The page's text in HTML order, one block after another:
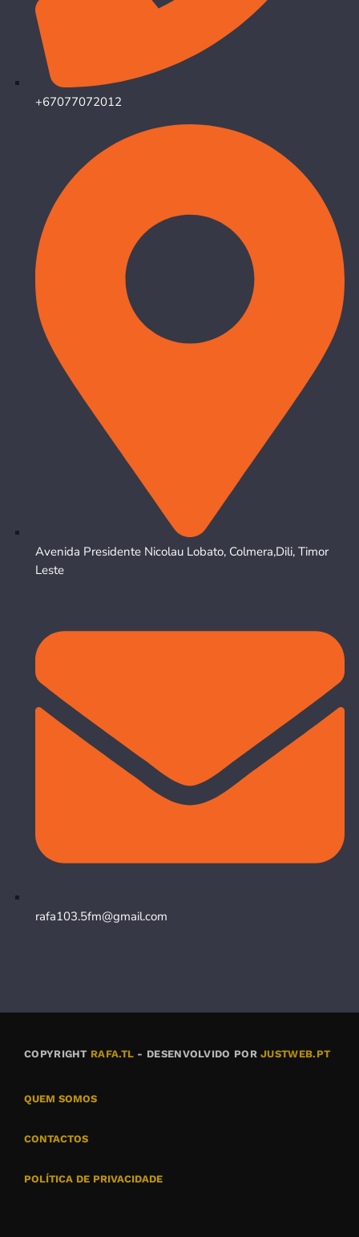
+67077072012
Avenida Presidente Nicolau Lobato, Colmera,Dili, Timor
Leste
rafa103.5fm@gmail.com
COPYRIGHT RAFA.TL - DESENVOLVIDO PORJUSTWEB.PT
QUEM SOMOS
CONTACTOS
POLÍTICA DE PRIVACIDADE